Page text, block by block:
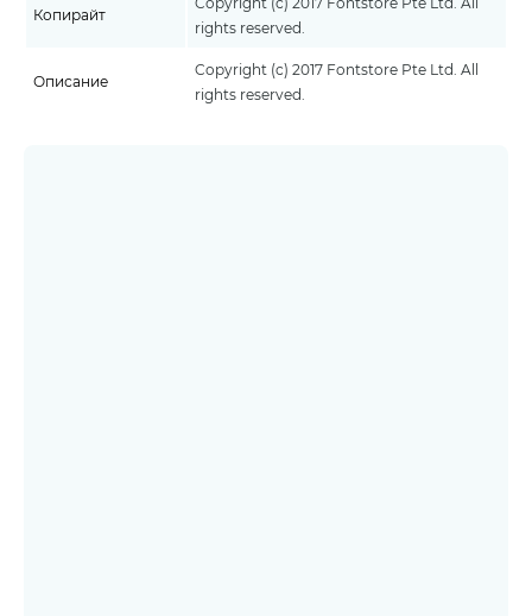
Копирайт
rights reserved.
Описание
Copyright (c) 2017 Fontstore Pte Ltd. All
rights reserved.